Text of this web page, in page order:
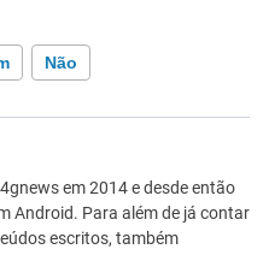
Não
incorreta
que procuro
em 2014 e desde então
Android. Para além de já contar
escritos, também